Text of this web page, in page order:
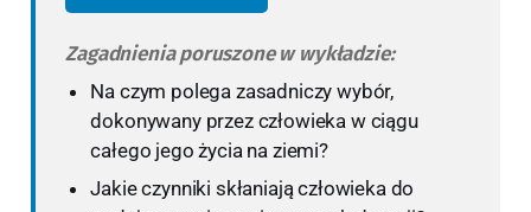
Zagadnienia poruszone w wykładzie:
Na czym polega zasadniczy wybór,
dokonywany przez człowieka w ciągu
całego jego życia na ziemi?
Jakie czynniki skłaniają człowieka do